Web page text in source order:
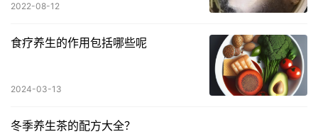
2022-08-12
食疗养生的作用包括哪些呢
2024-03-13
冬季养生茶的配方大全？